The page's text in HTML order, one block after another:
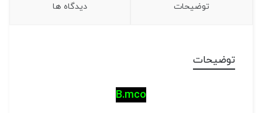
توضیحات دیدگاه ها
توضیحات
B.mco